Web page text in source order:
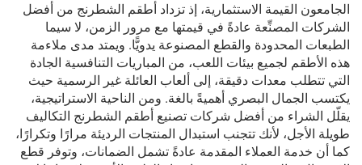
الجامعون القيمة الاستثمارية، إذ تزداد أطقم الشطرنج من أفضل
الشركات المصنِّعة عادةً في قيمتها مع مرور الزمن، لا سيما
الطبعات المحدودة والقطع المصنوعة يدويًّا. ويمتد مدى ملاءمة
هذه الأطقم لجميع بيئات اللعب، من المباريات التنافسية الجادة
التي تتطلب معدات دقيقة، إلى ألعاب العائلة غير الرسمية حيث
يكتسب الجمال البصري أهميةً بالغة. ومن الناحية الاستراتيجية،
يقلّل الشراء من أفضل شركات تصنيع أطقم الشطرنج التكاليف
طويلة الأجل، لأنك تتجنب استبدال المنتجات الرديئة مرارًا وتكرارًا،
كما أن خدمة العملاء المقدمة عادةً تشمل الضمانات، وتوفر قطع